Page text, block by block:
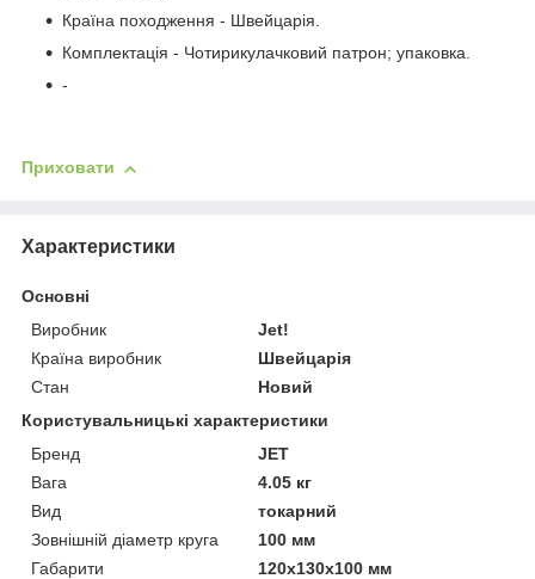
Країна походження - Швейцарія.
Комплектація - Чотирикулачковий патрон; упаковка.
-
Приховати
Характеристики
Основні
Виробник
Jet!
Країна виробник
Швейцарія
Стан
Новий
Користувальницькі характеристики
Бренд
JET
Вага
4.05 кг
Вид
токарний
Зовнішній діаметр круга
100 мм
Габарити
120х130х100 мм